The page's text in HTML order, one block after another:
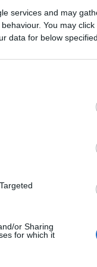
services and may
You may
data for below
or Sharing
for which it
baule
Infante,
di un baule
del decesso
dall’occultamento
della
del baule ha
si sospetta
ulteriori
dettagli
è al momento
nelle